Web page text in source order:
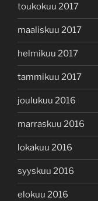
toukokuu 2017
maaliskuu 2017
helmikuu 2017
tammikuu 2017
joulukuu 2016
marraskuu 2016
lokakuu 2016
syyskuu 2016
elokuu 2016